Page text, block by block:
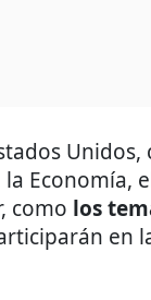
Unidos,
Economía,
como los
en